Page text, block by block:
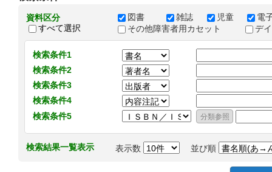
資料区分
すべて選択
図書 雑誌 児童
電
その他障害者用カセット
デ
検索条件1
検索条件2
検索条件3
検索条件4
検索条件5
検索結果一覧表示 表示数 並び順